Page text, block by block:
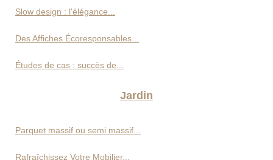
Slow design : l'élégance...
Des Affiches Écoresponsables...
Études de cas : succès de...
Jardin
Parquet massif ou semi massif...
Rafraîchissez Votre Mobilier...